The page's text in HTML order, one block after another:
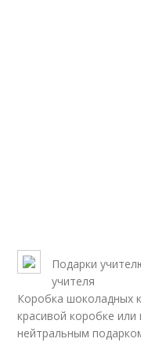
Подарки
учителя
Коробка шоколадных
красивой коробке
нейтральным